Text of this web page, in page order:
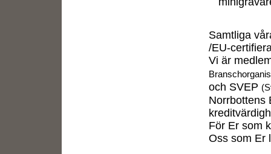
Samtliga
/EU-
Vi är
och SVEP
Norrbottens
För Er som
Oss som Er